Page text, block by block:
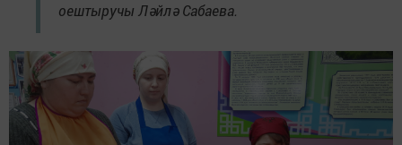
оештыручы Ләйлә Сабаева.